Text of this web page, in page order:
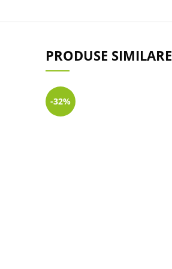
PRODUSE SIMILARE
-32%